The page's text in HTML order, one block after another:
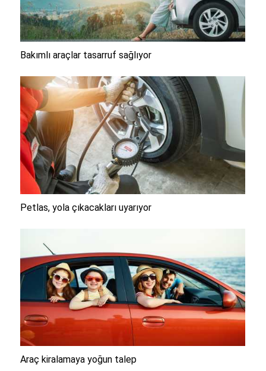
Bakımlı araçlar tasarruf sağlıyor
Petlas, yola çıkacakları uyarıyor
Araç kiralamaya yoğun talep